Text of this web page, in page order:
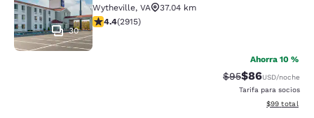
30
Wytheville, VA
37.04 km
Calificación de 4.42 estrellas. Excelente. 2915 reseñas
4.4(2915)
Ahorra 10 %
Tarifa tachada:
$95Tarifa
$86USD/noche
Tarifa para socios
Ver detalles
$99 total